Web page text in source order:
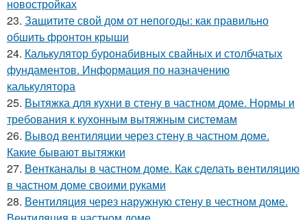
новостройках
23. Защитите свой дом от непогоды: как правильно
обшить фронтон крыши
24. Калькулятор буронабивных свайных и столбчатых
фундаментов. Информация по назначению
калькулятора
25. Вытяжка для кухни в стену в частном доме. Нормы и
требования к кухонным вытяжным системам
26. Вывод вентиляции через стену в частном доме.
Какие бывают вытяжки
27. Вентканалы в частном доме. Как сделать вентиляцию
в частном доме своими руками
28. Вентиляция через наружную стену в честном доме.